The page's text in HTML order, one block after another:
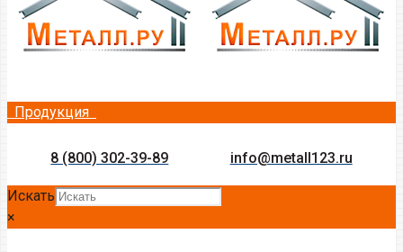
Продукция
8 (800) 302-39-89 info@metall123.ru
Искать
×